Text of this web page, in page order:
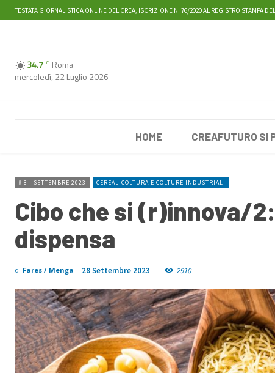
TESTATA GIORNALISTICA ONLINE DEL CREA, ISCRIZIONE N. 76/2020 AL REGISTRO STAMPA
34.7 C Roma
mercoledì, 22 Luglio 2026
HOME CREAFUTURO SI
# 8 | SETTEMBRE 2023 CEREALICOLTURA E COLTURE INDUSTRIALI
Cibo che si (r)innova/
dispensa
di Fares / Menga 28 Settembre 2023 2910